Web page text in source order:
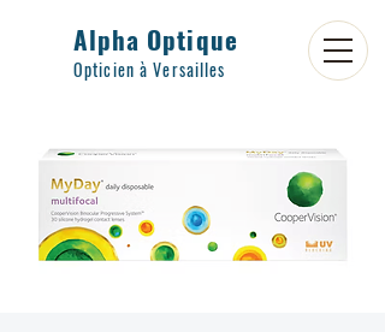
Alpha Optique
Opticien à Versailles